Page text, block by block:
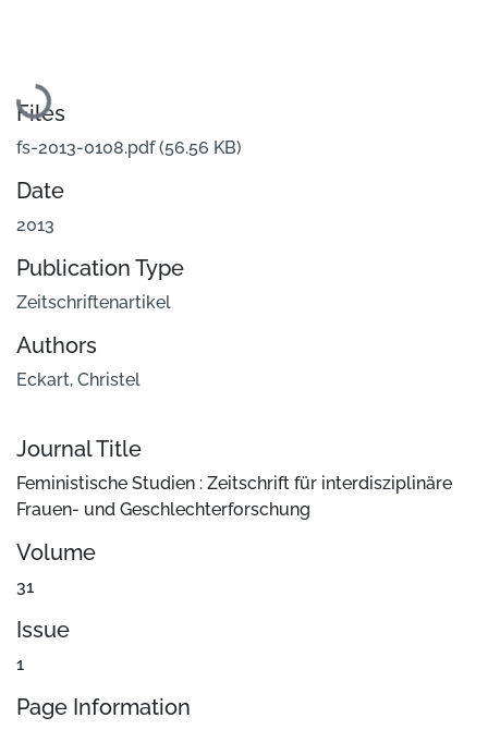
Loading...
Files
fs-2013-0108.pdf(56.56 KB)
Date
2013
Publication Type
Zeitschriftenartikel
Authors
Eckart, Christel
Journal Title
Feministische Studien : Zeitschrift für interdisziplinäre
Frauen- und Geschlechterforschung
Volume
31
Issue
1
Page Information